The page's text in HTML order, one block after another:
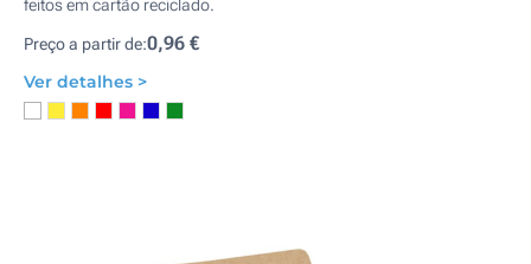
feitos em cartão reciclado.
Preço a partir de:0,96 €
Ver detalhes >